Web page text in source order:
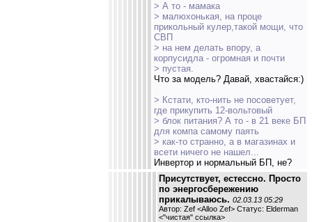
> А то - мамака
> малюхонькая, на проце
прикольный кулер,такой мощи, что
СВП
> на нем делать впору, а
корпусидла - огромная и почти
> пустая.
Что за модель? Давай, хвастайся:)
> Кстати, кто-нить не посоветует,
где прикупить 12-вольтовый
> блок питания? А то - в 21 веке БП
для компа самому паять
> как-то странно, а в магазинах и
всети ничего не нашел...
Инвертор и нормальный БП, не?
Присутствует, естессно. Просто
по энергосбережению
прикалываюсь. 02.03.13 05:29
Автор: Zef <Alloo Zef> Статус: Elderman
<"чистая" ссылка>